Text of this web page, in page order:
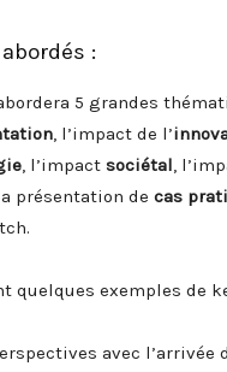
:
5 grandes
, l’impact de l’
, l’impact sociétal,
présentation de cas
quelques exemples de
avec l’arrivée